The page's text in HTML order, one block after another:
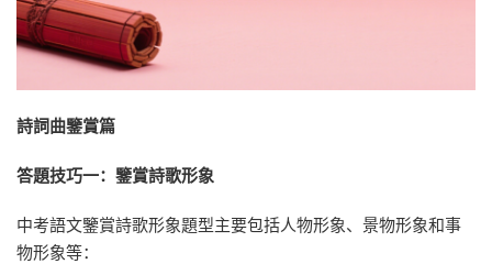
詩詞曲鑒賞篇
答題技巧一： 鑒賞詩歌形象
中考語文鑒賞詩歌形象題型主要包括人物形象、景物形象和事
物形象等：